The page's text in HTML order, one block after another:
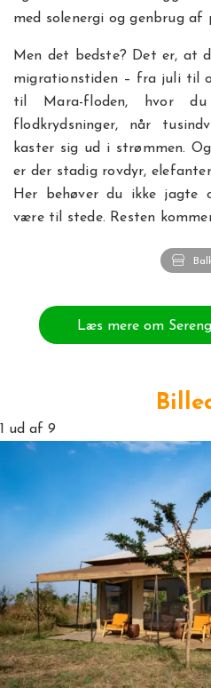
med solenergi og genbrug af
Men det bedste? Det er, at
migrationstiden – fra juli til
til Mara-floden, hvor
flodkrydsninger, når
kaster sig ud i strømmen.
er der stadig rovdyr,
Her behøver du ikke jagte
være til stede. Resten
Læs mere om
1 ud af 9